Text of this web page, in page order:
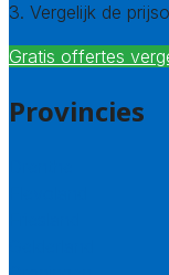
3. Vergelijk de
Gratis offertes
Provincies